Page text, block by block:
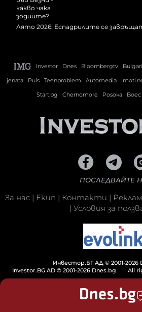
Лято 2026: Еспадрилите се
Investor Dnes Bloombergtv
jenata
Puls Teenproblem Automedia
Start.bg
Chernomore Posoka Boec
ПОСЛЕДВАЙТЕ
За нас | Екип | Контакти |
| Условия за
Инвестор.БГ АД © 2001-2026
Investor.BG AD © 2001-2026 Dnes.bg
All